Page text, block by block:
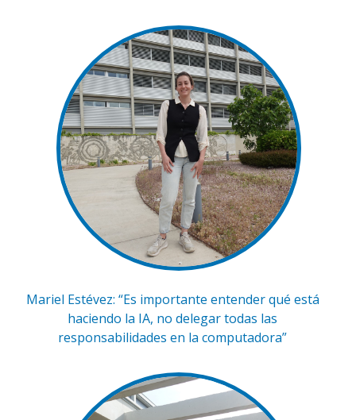
Mariel Estévez: “Es importante entender qué está
haciendo la IA, no delegar todas las
responsabilidades en la computadora”